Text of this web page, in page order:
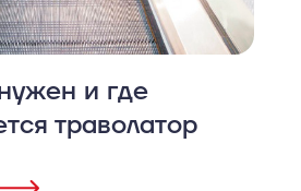
и где
траволатор